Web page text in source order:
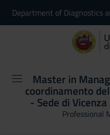
Department of Diagnostics
Master in
coordinamento
- Sede di
Professional